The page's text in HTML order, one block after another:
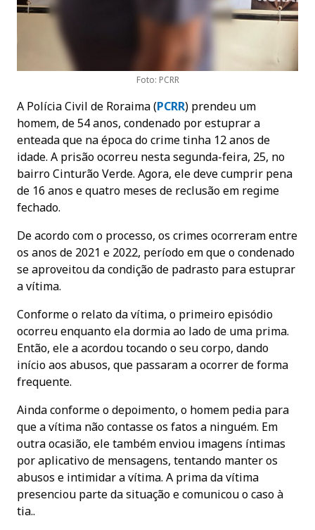
Foto: PCRR
A Polícia Civil de Roraima (PCRR) prendeu um
homem, de 54 anos, condenado por estuprar a
enteada que na época do crime tinha 12 anos de
idade. A prisão ocorreu nesta segunda-feira, 25, no
bairro Cinturão Verde. Agora, ele deve cumprir pena
de 16 anos e quatro meses de reclusão em regime
fechado.
De acordo com o processo, os crimes ocorreram entre
os anos de 2021 e 2022, período em que o condenado
se aproveitou da condição de padrasto para estuprar
a vítima.
Conforme o relato da vítima, o primeiro episódio
ocorreu enquanto ela dormia ao lado de uma prima.
Então, ele a acordou tocando o seu corpo, dando
início aos abusos, que passaram a ocorrer de forma
frequente.
Ainda conforme o depoimento, o homem pedia para
que a vítima não contasse os fatos a ninguém. Em
outra ocasião, ele também enviou imagens íntimas
por aplicativo de mensagens, tentando manter os
abusos e intimidar a vítima. A prima da vítima
presenciou parte da situação e comunicou o caso à
tia..